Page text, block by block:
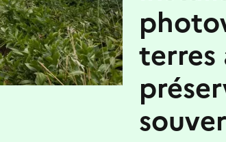
terres